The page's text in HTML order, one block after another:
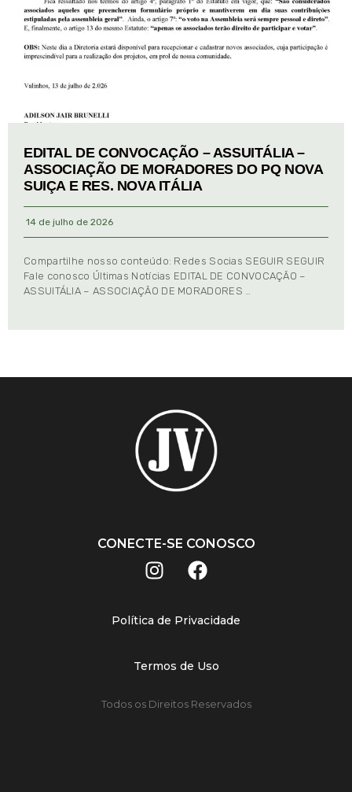
EDITAL DE CONVOCAÇÃO – ASSUITÁLIA –
ASSOCIAÇÃO DE MORADORES DO PQ NOVA
SUIÇA E RES. NOVA ITÁLIA
14 de julho de 2026
Compartilhe nosso conteúdo: Redes Socias SEGUIR SEGUIR
Fale conosco Últimas Notícias EDITAL DE CONVOCAÇÃO –
ASSUITÁLIA – ASSOCIAÇÃO DE MORADORES …
CONECTE-SE CONOSCO
Política de Privacidade
Termos de Uso
Todos os Direitos Reservados